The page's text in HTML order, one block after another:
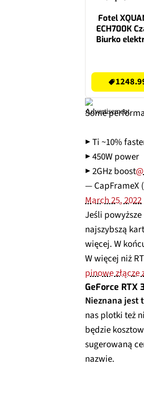
Fotel
ECH700K
Biurko
Some
▶️ Ti ~10%
▶️ 450W power
▶️ 2GHz boost
— CapFrameX
March 25, 2022
Jeśli
najszybszą
więcej. W
W więcej niż
pinowe
GeForce RTX
Nieznana jest
nas plotki też
będzie
sugerowaną
nazwie.